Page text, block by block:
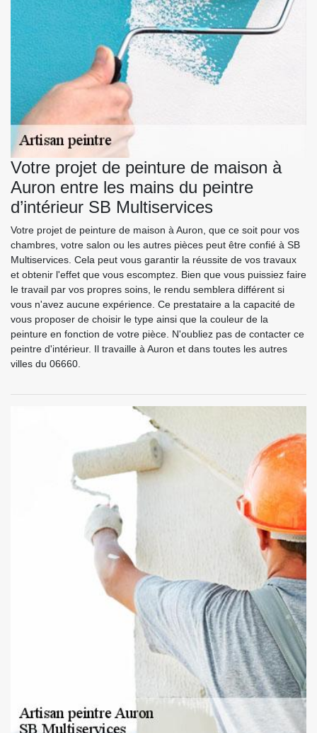
Votre projet de peinture de maison à
Auron entre les mains du peintre
d’intérieur SB Multiservices
Votre projet de peinture de maison à Auron, que ce soit pour vos
chambres, votre salon ou les autres pièces peut être confié à SB
Multiservices. Cela peut vous garantir la réussite de vos travaux
et obtenir l'effet que vous escomptez. Bien que vous puissiez faire
le travail par vos propres soins, le rendu semblera différent si
vous n'avez aucune expérience. Ce prestataire a la capacité de
vous proposer de choisir le type ainsi que la couleur de la
peinture en fonction de votre pièce. N'oubliez pas de contacter ce
peintre d'intérieur. Il travaille à Auron et dans toutes les autres
villes du 06660.